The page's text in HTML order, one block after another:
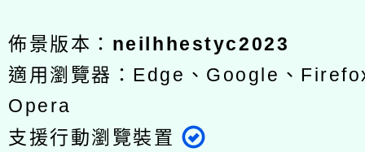
佈景版本： neilhhestyc2023
適用瀏覽器：Edge、Google、
Opera
支援行動瀏覽裝置